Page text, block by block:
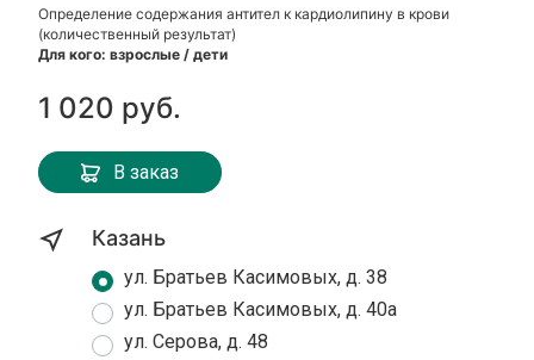
Определение содержания антител к кардиолипину в крови
(количественный результат)
Для кого: взрослые / дети
1 020 руб.
В заказ
Казань
ул. Братьев Касимовых, д. 38
ул. Братьев Касимовых, д. 40а
ул. Серова, д. 48